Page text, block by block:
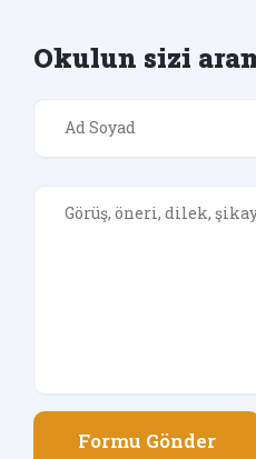
Okulun sizi
Formu Gönder